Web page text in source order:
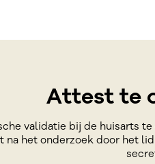
Attest te
validatie bij de huisarts
het onderzoek door het